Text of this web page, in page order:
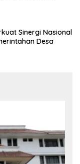
Sinergi Nasional
Desa